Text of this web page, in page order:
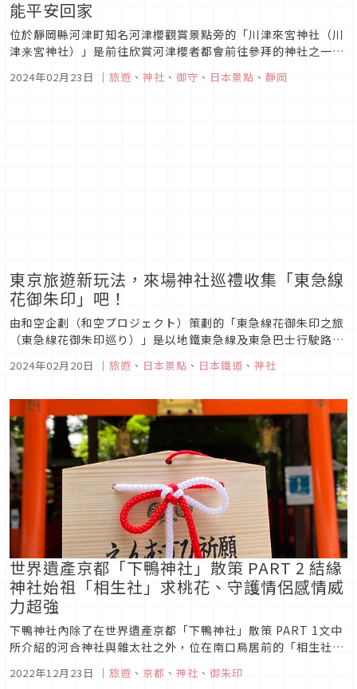
能平安回家
位於靜岡縣河津町知名河津櫻觀賞景點旁的「川津來宮神社（川
津来宮神社）」是前往欣賞河津櫻者都會前往參拜的神社之一。
呑む人の御守）」引起話題，可愛的樣式也讓人想一次全購入。
2024年02月23日 ｜ 旅遊 、 神社 、 御守 、 日本景點 、 靜岡
東京旅遊新玩法，來場神社巡禮收集「東急線
花御朱印」吧！
由和空企劃（和空プロジェクト）策劃的「東急線花御朱印之旅
（東急線花御朱印巡り）」是以地鐵東急線及東急巴士行駛路線
廟及神社參拜的同時，收集專為活動設計的特殊樣式花御朱印。
達 59 間寺廟神社...
2024年02月20日 ｜ 旅遊 、 日本景點 、 日本鐵道 、 神社
世界遺產京都「下鴨神社」散策 PART 2 結緣
神社始祖「相生社」求桃花、守護情侶感情威
力超強
下鴨神社內除了在世界遺產京都「下鴨神社」散策 PART 1文中
所介紹的河合神社與雜太社之外，位在南口鳥居前的「相生社」
中的「さざれ石」、相傳是御手洗團子發祥之地的「井上社(御
2022年12月23日 ｜ 旅遊 、 京都 、 神社 、 御朱印